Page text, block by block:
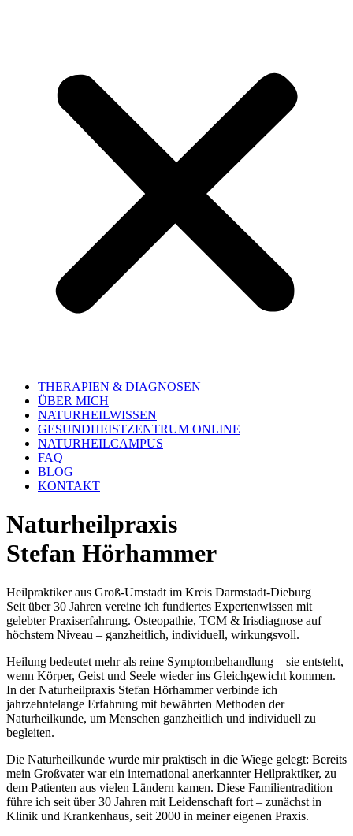
THERAPIEN & DIAGNOSEN
ÜBER MICH
NATURHEILWISSEN
GESUNDHEISTZENTRUM ONLINE
NATURHEILCAMPUS
FAQ
BLOG
KONTAKT
Naturheilpraxis
Stefan Hörhammer
Heilpraktiker aus Groß-Umstadt im Kreis Darmstadt-Dieburg
Seit über 30 Jahren vereine ich fundiertes Expertenwissen mit
gelebter Praxiserfahrung. Osteopathie, TCM & Irisdiagnose auf
höchstem Niveau – ganzheitlich, individuell, wirkungsvoll.
Heilung bedeutet mehr als reine Symptombehandlung – sie entsteht,
wenn Körper, Geist und Seele wieder ins Gleichgewicht kommen.
In der Naturheilpraxis Stefan Hörhammer verbinde ich
jahrzehntelange Erfahrung mit bewährten Methoden der
Naturheilkunde, um Menschen ganzheitlich und individuell zu
begleiten.
Die Naturheilkunde wurde mir praktisch in die Wiege gelegt: Bereits
mein Großvater war ein international anerkannter Heilpraktiker, zu
dem Patienten aus vielen Ländern kamen. Diese Familientradition
führe ich seit über 30 Jahren mit Leidenschaft fort – zunächst in
Klinik und Krankenhaus, seit 2000 in meiner eigenen Praxis.